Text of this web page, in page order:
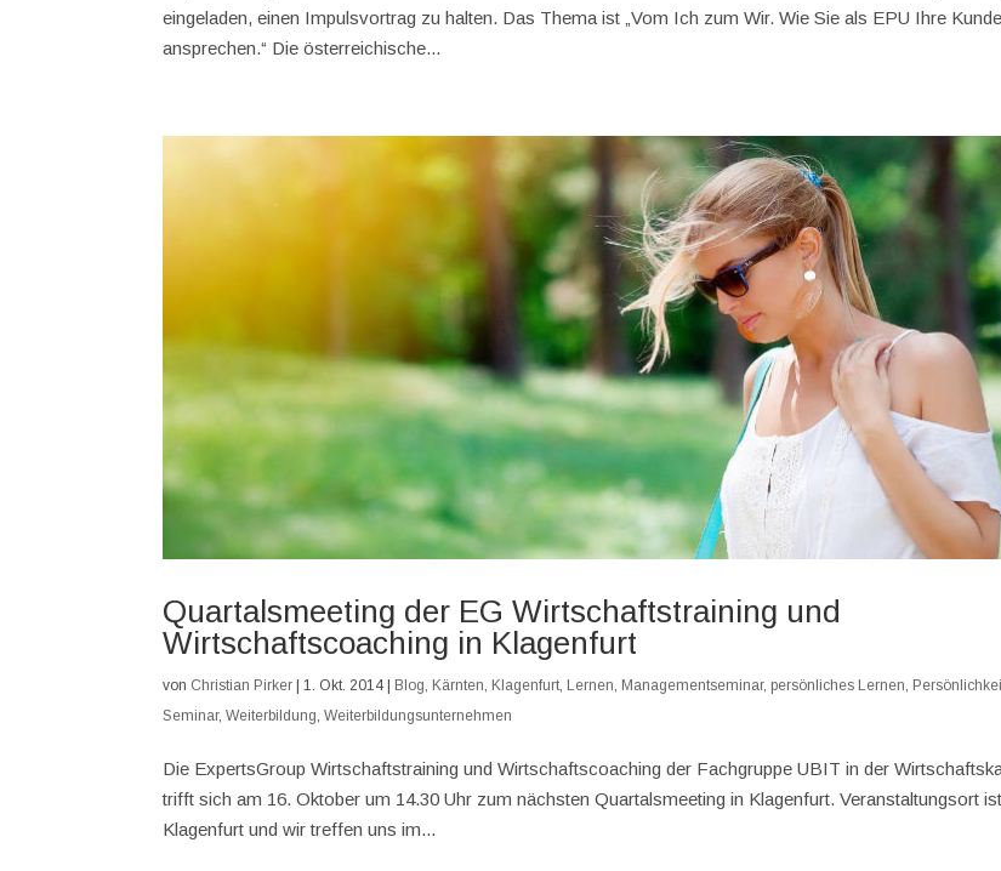
eingeladen, einen Impulsvortrag zu halten. Das Thema ist „Vom Ich zum Wir. Wie Sie als EPU Ihre
ansprechen.“ Die österreichische...
Quartalsmeeting der EG Wirtschaftstraining und
Wirtschaftscoaching in Klagenfurt
von Christian Pirker | 1. Okt. 2014 | Blog Kärnten Klagenfurt Lernen Managementseminar, persönliches Lernen
Seminar,Weiterbildung ,Weiterbildungsunternehmen
Die ExpertsGroup Wirtschaftstraining und Wirtschaftscoaching der Fachgruppe UBIT in der
trifft sich am 16. Oktober um 14.30 Uhr zum nächsten Quartalsmeeting in Klagenfurt. Veranstaltungsort
Klagenfurt und wir treffen uns im...